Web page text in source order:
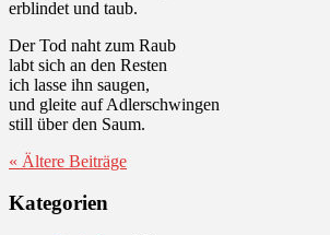
erblindet und taub.
Der Tod naht zum Raub
labt sich an den Resten
ich lasse ihn saugen,
und gleite auf Adlerschwingen
still über den Saum.
« Ältere Beiträge
Kategorien